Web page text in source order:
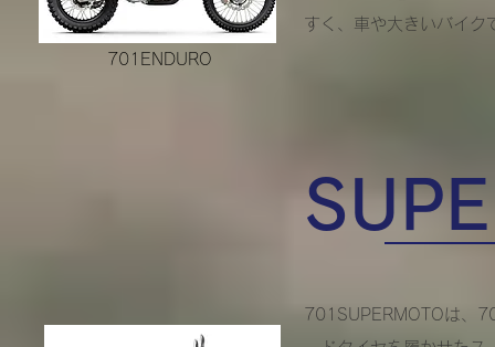
701ENDURO
すく、車や大きいバイク
701SUPERMOTOは、